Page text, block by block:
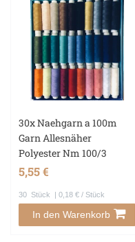
30x Naehgarn a 100m
Garn Allesnäher
Polyester Nm 100/3
5,55 €
30 Stück | 0,18 € / Stück
In den Warenkorb